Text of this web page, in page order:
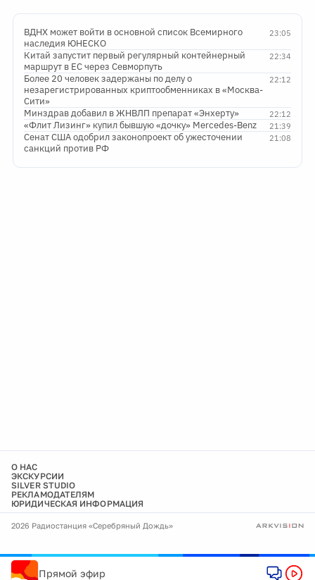
23:05
ВДНХ может войти в основной список Всемирного
наследия ЮНЕСКО
22:34
Китай запустит первый регулярный контейнерный
маршрут в ЕС через Севморпуть
22:12
Более 20 человек задержаны по делу о
незарегистрированных криптообменниках в «Москва-
Сити»
22:12
Минздрав добавил в ЖНВЛП препарат «Энхерту»
21:39
«Флит Лизинг» купил бывшую «дочку» Mercedes-Benz
21:08
Сенат США одобрил законопроект об ужесточении
санкций против РФ
О НАС
ЭКСКУРСИИ
SILVER STUDIO
РЕКЛАМОДАТЕЛЯМ
ЮРИДИЧЕСКАЯ ИНФОРМАЦИЯ
2026 Радиостанция «Серебряный Дождь»
Прямой эфир